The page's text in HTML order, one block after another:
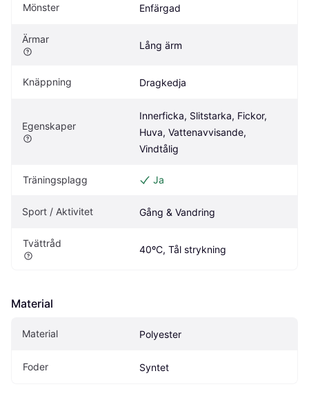
Mönster Enfärgad
Ärmar
Lång ärm
Knäppning Dragkedja
Egenskaper
Innerficka, Slitstarka, Fickor,
Huva, Vattenavvisande,
Vindtålig
Träningsplagg Ja
Sport / Aktivitet Gång & Vandring
Tvättråd
40ºC, Tål strykning
Material
Material Polyester
Foder Syntet